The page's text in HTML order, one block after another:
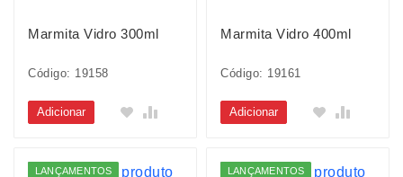
Marmita Vidro 300ml
Código: 19158
Adicionar
Marmita Vidro 400ml
Código: 19161
Adicionar
LANÇAMENTOS LANÇAMENTOS